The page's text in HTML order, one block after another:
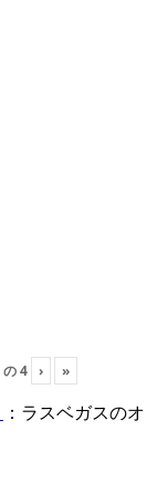
の4 › »
：ラスベガスのオ